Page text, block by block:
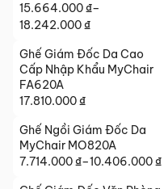
15.664.000₫–
18.242.000₫
Khoảng
từ
15.664.000 ₫
đến
18.242.000 ₫
Ghế Giám Đốc Da Cao
Cấp Nhập Khẩu MyChair
FA620A
17.810.000₫
Ghế Ngồi Giám Đốc Da
MyChair MO820A
7.714.000₫–10.406.000₫
Khoảng